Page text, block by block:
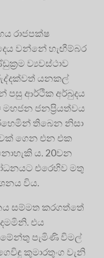
රාජපක්ෂ
වන්නේ හැඟීම්බර
ව්‍යවස්ථාව
යනකල්
පසු ආර්ථික අර්බුදය
මහජන ජනප්‍රියත්වය
තිබෙන නිසා
ගෙන එන එක
ය. 20වන
එරෙහිව මතු
විය.
සම්මත කරගත්තේ
එය
පැමිණි විමල්
කුමාරතුංග වැනි